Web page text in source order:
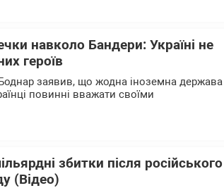
навколо Бандери: Україні не
героїв
заявив, що жодна іноземна держава
повинні вважати своїми
збитки після російського
(Відео)